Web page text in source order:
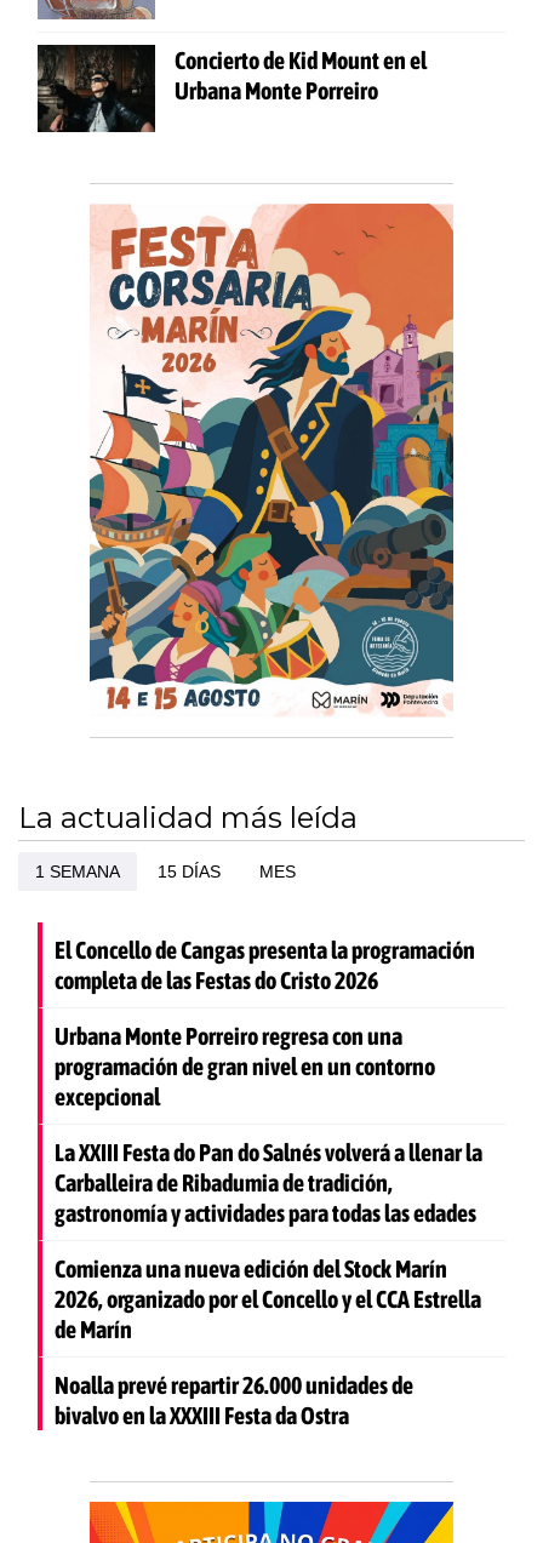
Concierto de Kid Mount en el
Urbana Monte Porreiro
La actualidad más leída
1 SEMANA 15 DÍAS MES
El Concello de Cangas presenta la programación
completa de las Festas do Cristo 2026
Urbana Monte Porreiro regresa con una
programación de gran nivel en un contorno
excepcional
La XXIII Festa do Pan do Salnés volverá a llenar la
Carballeira de Ribadumia de tradición,
gastronomía y actividades para todas las edades
Comienza una nueva edición del Stock Marín
2026, organizado por el Concello y el CCA Estrella
de Marín
Noalla prevé repartir 26.000 unidades de
bivalvo en la XXXIII Festa da Ostra